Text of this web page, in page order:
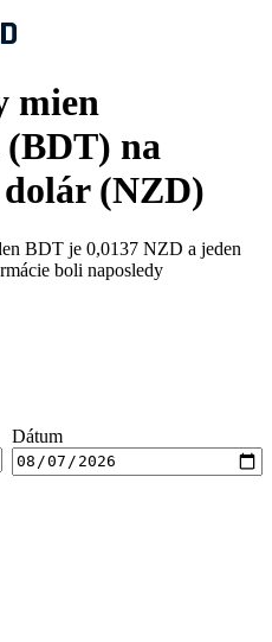
mien
(BDT) na
(NZD)
BDT je 0,0137 NZD a jeden
boli naposledy
Dátum